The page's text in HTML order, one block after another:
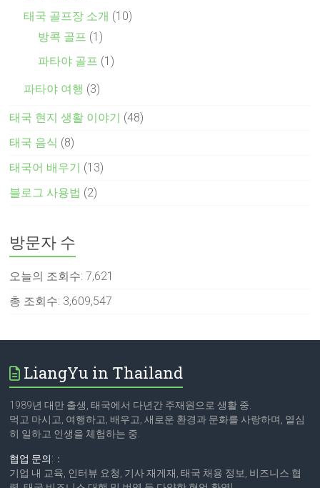
태국 골프장 소개 (10)
방콕 골프 (1)
파타야 골프 (1)
파타야 여행 (3)
태국 현지 생활 이야기 (48)
태국 음식 (8)
태국어 배우기 (13)
블로그 사용법 (2)
방문자 수
오늘의 조회수:7,621
총 조회수: 3,609,547
LiangYu in Thailand
1989년 대만 출생, 태국에서 다년간 주재원으로 생활 중.
먹고 마시고, 여행하고, 배우고, 새로운 환경과 문화를 사랑하며, 열심
히 일하고 인생을 체험하는 중.
협업 문의: ：
기업 내 교육, 인터뷰 요청, 기사 재게재, 태국 채용 정보, 비즈니스 협